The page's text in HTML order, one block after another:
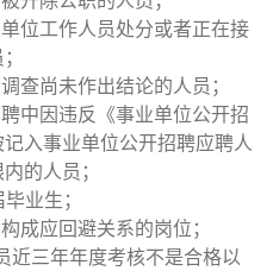
位工作人员处分或者正在接
查尚未作出结论的人员；
中因违反《事业单位公开招
入事业单位公开招聘应聘人
的人员；
业生；
成应回避关系的岗位；
近三年年度考核不是合格以